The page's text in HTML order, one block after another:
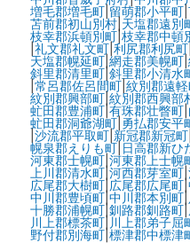
増毛郡増毛町| 留萌郡小平町|
苫前郡初山別村| 天塩郡遠別
枝幸郡浜頓別町|枝幸郡中頓
礼文郡礼文町| 利尻郡利尻町|
天塩郡幌延町| 網走郡美幌町|
斜里郡清里町|斜里郡小清水
常呂郡佐呂間町| 紋別郡遠
紋別郡興部町| 紋別郡西興部
虻田郡豊浦町|有珠郡壮瞥町|
虻田郡洞爺湖町| 勇払郡安平
沙流郡平取町| 新冠郡新冠町|
幌泉郡えりも町| 日高郡新ひ
河東郡士幌町| 河東郡上士幌
上川郡清水町|河西郡芽室町|
広尾郡大樹町|広尾郡広尾町|
中川郡豊頃町|中川郡本別町|
十勝郡浦幌町|釧路郡釧路町|
川上郡標茶町| 川上郡弟子屈
野付郡別海町|標津郡中標津